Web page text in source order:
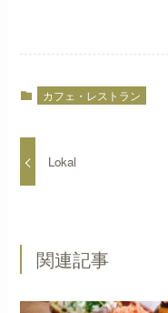
カフェ・レストラン
Lokal
関連記事